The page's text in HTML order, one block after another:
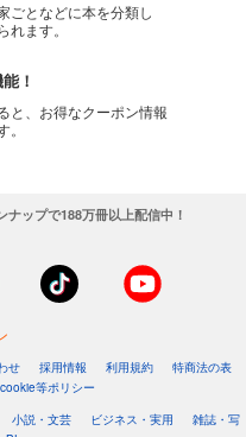
ごとなどに本を分類し
れます。
！
と、お得なクーポン情報
ップで188万冊以上配信中！
せ 採用情報 利用規約
特商法の表
cookie等ポリシー
小説・文芸 ビジネス・実用
雑誌・写